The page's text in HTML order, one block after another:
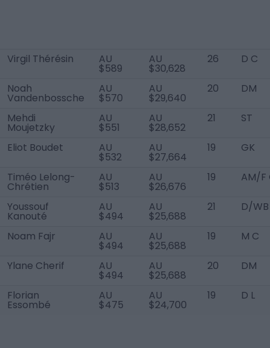
Virgil Thérésin AU
$589
AU
$30,628
26 D C
Noah
Vandenbossche
AU
$570
AU
$29,640
20 DM
Mehdi
Moujetzky
AU
$551
AU
$28,652
21 ST
Eliot Boudet AU
$532
AU
$27,664
19 GK
Timéo Lelong-
Chrétien
AU
$513
AU
$26,676
19 AM/F
Youssouf
Kanouté
AU
$494
AU
$25,688
21 D/WB
Noam Fajr AU
$494
AU
$25,688
19 M C
Ylane Cherif AU
$494
AU
$25,688
20 DM
Florian
Essombé
AU
$475
AU
$24,700
19 D L